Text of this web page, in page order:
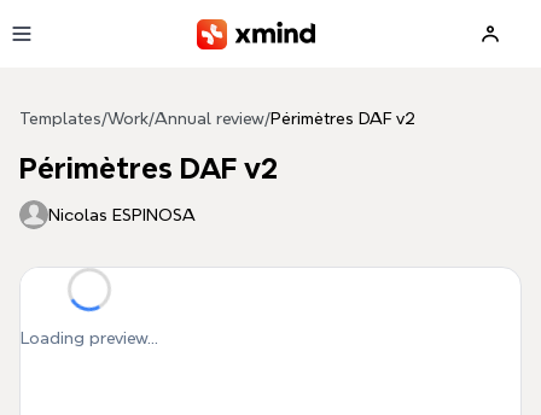
Templates/Work/Annual review/Périmètres DAF v2
Périmètres DAF v2
Nicolas ESPINOSA
Loading preview...